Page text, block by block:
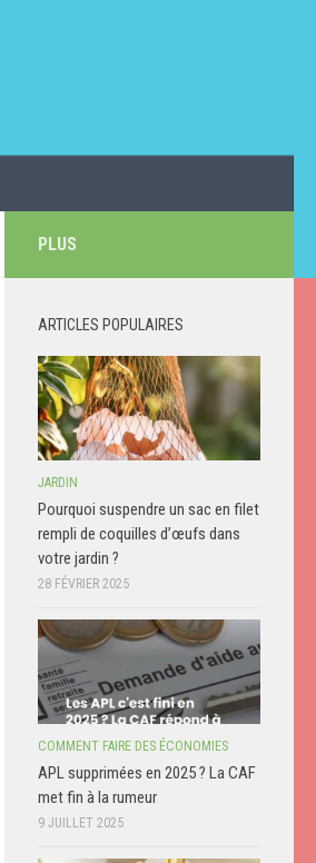
PLUS
ARTICLES POPULAIRES
JARDIN
Pourquoi suspendre un sac en filet
rempli de coquilles d’œufs dans
votre jardin ?
28 FÉVRIER 2025
COMMENT FAIRE DES ÉCONOMIES
APL supprimées en 2025 ? La CAF
met fin à la rumeur
9 JUILLET 2025